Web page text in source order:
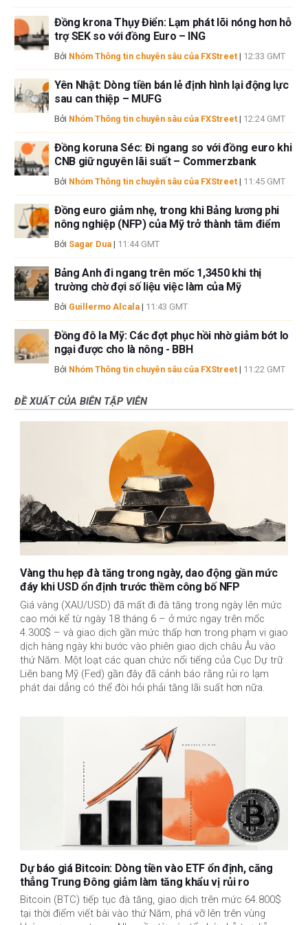
Tác giả và FXStreet không phải là các cố vấn đầu tư đã đăng ký và không
có nội dung nào trong bài viết này nhằm mục đích tư vấn đầu tư.
Đồng krona Thụy Điển: Lạm phát lõi nóng hơn hỗ
trợ SEK so với đồng Euro – ING
Bởi Nhóm Thông tin chuyên sâu của FXStreet | 12:33 GMT
Yên Nhật: Dòng tiền bán lẻ định hình lại động lực
sau can thiệp – MUFG
Bởi Nhóm Thông tin chuyên sâu của FXStreet | 12:24 GMT
Đồng koruna Séc: Đi ngang so với đồng euro khi
CNB giữ nguyên lãi suất – Commerzbank
Bởi Nhóm Thông tin chuyên sâu của FXStreet | 11:45 GMT
Đồng euro giảm nhẹ, trong khi Bảng lương phi
nông nghiệp (NFP) của Mỹ trở thành tâm điểm
Bởi Sagar Dua | 11:44 GMT
Bảng Anh đi ngang trên mốc 1,3450 khi thị
trường chờ đợi số liệu việc làm của Mỹ
Bởi Guillermo Alcala | 11:43 GMT
Đồng đô la Mỹ: Các đợt phục hồi nhờ giảm bớt lo
ngại được cho là nông - BBH
Bởi Nhóm Thông tin chuyên sâu của FXStreet | 11:22 GMT
ĐỀ XUẤT CỦA BIÊN TẬP VIÊN
Vàng thu hẹp đà tăng trong ngày, dao động gần mức
đáy khi USD ổn định trước thềm công bố NFP
Giá vàng (XAU/USD) đã mất đi đà tăng trong ngày lên mức
cao mới kể từ ngày 18 tháng 6 – ở mức ngay trên mốc
4.300$ – và giao dịch gần mức thấp hơn trong phạm vi giao
dịch hàng ngày khi bước vào phiên giao dịch châu Âu vào
thứ Năm. Một loạt các quan chức nổi tiếng của Cục Dự trữ
Liên bang Mỹ (Fed) gần đây đã cảnh báo rằng rủi ro lạm
phát dai dẳng có thể đòi hỏi phải tăng lãi suất hơn nữa.
Dự báo giá Bitcoin: Dòng tiền vào ETF ổn định, căng
thẳng Trung Đông giảm làm tăng khẩu vị rủi ro
Bitcoin (BTC) tiếp tục đà tăng, giao dịch trên mức 64.800$
tại thời điểm viết bài vào thứ Năm, phá vỡ lên trên vùng